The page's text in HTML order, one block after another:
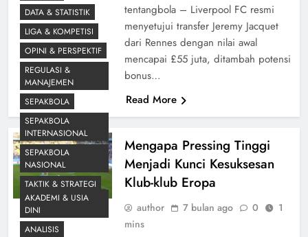
tentangbola – Liverpool FC resmi
menyetujui transfer Jeremy Jacquet
dari Rennes dengan nilai awal
mencapai £55 juta, ditambah potensi
bonus…
Read More
DATA & STATISTIK
LIGA & KOMPETISI
OPINI & PERSPEKTIF
REGULASI &
MANAJEMEN
SEPAKBOLA
SEPAKBOLA
INTERNASIONAL
SEPAKBOLA
NASIONAL
TAKTIK & STRATEGI
Mengapa Pressing Tinggi
Menjadi Kunci Kesuksesan
Klub-klub Eropa
author 7 bulan ago 0
1
mins
AKADEMI & USIA
DINI
ANALISIS